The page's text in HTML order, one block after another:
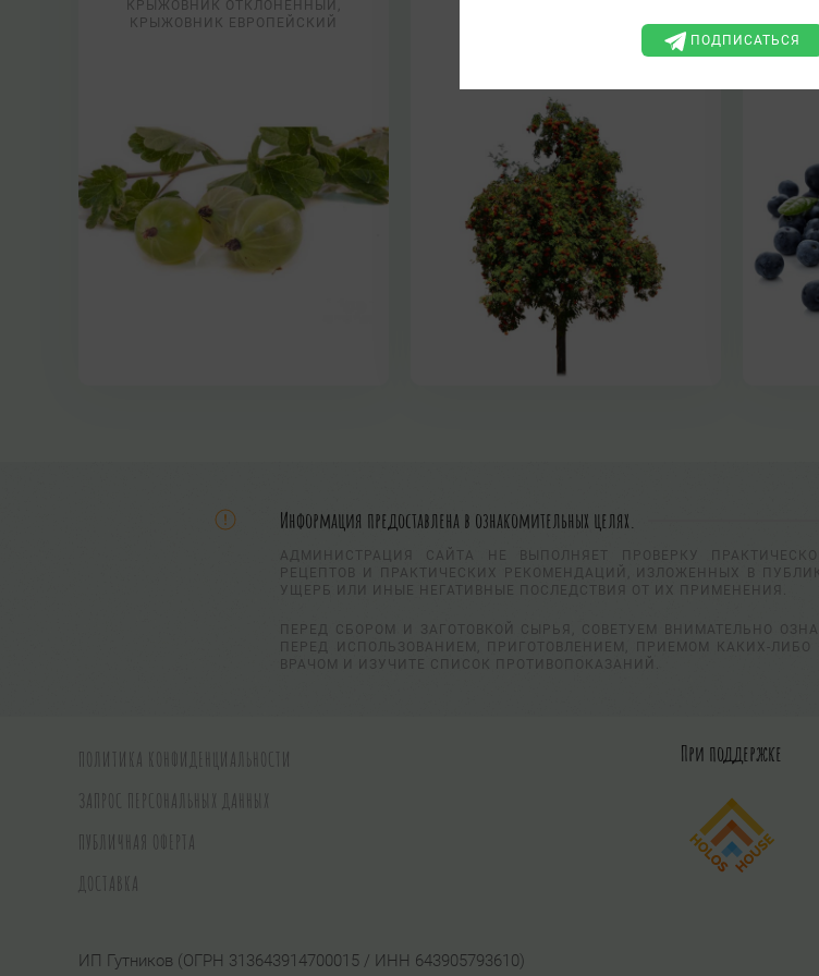
КРЫЖОВНИК ОТКЛОНЁННЫЙ,
КРЫЖОВНИК ЕВРОПЕЙСКИЙ
Информация предоставлена в ознакомительных целях.
АДМИНИСТРАЦИЯ САЙТА НЕ ВЫПОЛНЯЕТ ПРОВЕРКУ
РЕЦЕПТОВ И ПРАКТИЧЕСКИХ РЕКОМЕНДАЦИЙ, ИЗЛОЖЕННЫХ В
УЩЕРБ ИЛИ ИНЫЕ НЕГАТИВНЫЕ ПОСЛЕДСТВИЯ ОТ ИХ ПРИМЕНЕНИЯ.
ПЕРЕД СБОРОМ И ЗАГОТОВКОЙ СЫРЬЯ, СОВЕТУЕМ ВНИМАТЕЛЬНО
ПЕРЕД ИСПОЛЬЗОВАНИЕМ, ПРИГОТОВЛЕНИЕМ, ПРИЕМОМ КАКИХ-ЛИБО
ВРАЧОМ И ИЗУЧИТЕ СПИСОК ПРОТИВОПОКАЗАНИЙ.
ПОЛИТИКА КОНФИДЕНЦИАЛЬНОСТИ
ЗАПРОС ПЕРСОНАЛЬНЫХ ДАННЫХ
ПУБЛИЧНАЯ ОФЕРТА
ДОСТАВКА
При поддержке
ИП Гутников (ОГРН 313643914700015 / ИНН 643905793610)
ПОДПИСАТЬСЯ